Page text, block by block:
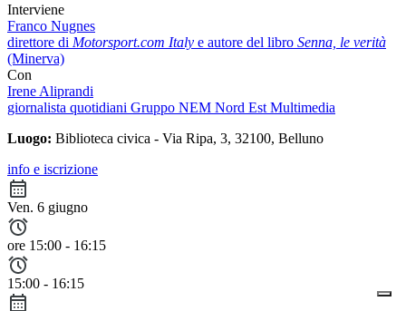
Interviene
Franco Nugnes
direttore di Motorsport.com Italy e autore del libro Senna, le verità
(Minerva)
Con
Irene Aliprandi
giornalista quotidiani Gruppo NEM Nord Est Multimedia
Luogo: Biblioteca civica - Via Ripa, 3, 32100, Belluno
info e iscrizione
Ven. 6 giugno
ore 15:00 - 16:15
15:00 - 16:15